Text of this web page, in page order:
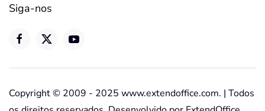
Siga-nos
Copyright © 2009 - 2025 www.extendoffice.com. | Todos